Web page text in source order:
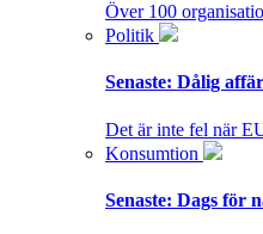
Över 100
Politik
Senaste: Dålig
Det är inte fel när
Konsumtion
Senaste: Dags för